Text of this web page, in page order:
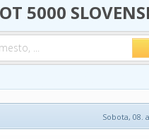
5000
Sobota, 08.